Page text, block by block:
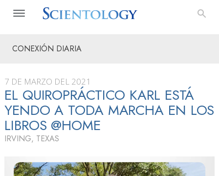
CONEXIÓN DIARIA
7 DE MARZO DEL 2021
EL QUIROPRÁCTICO KARL ESTÁ
YENDO A TODA MARCHA EN LOS
LIBROS @HOME
IRVING, TEXAS